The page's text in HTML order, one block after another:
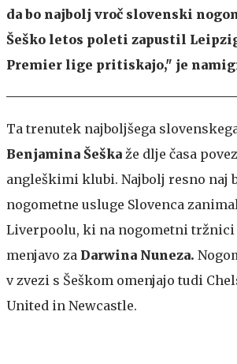
da bo najbolj vroč slovenski
Šeško letos poleti zapustil
Premier lige pritiskajo," je
Ta trenutek najboljšega
Benjamina Šeška že dlje časa
angleškimi klubi. Najbolj resno naj
nogometne usluge Slovenca
Liverpoolu, ki na nogometni
menjavo za Darwina Nuneza.
v zvezi s Šeškom omenjajo tudi
United in Newcastle.